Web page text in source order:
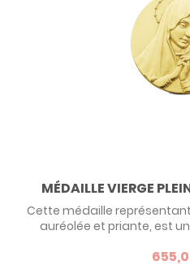
MÉDAILLE VIERGE
Cette médaille
auréolée et priante, est
médaille religieuse en fait